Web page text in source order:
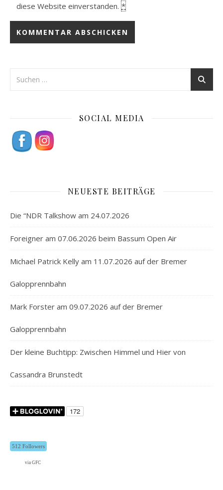
diese Website einverstanden. *
SOCIAL MEDIA
NEUESTE BEITRÄGE
Die “NDR Talkshow am 24.07.2026
Foreigner am 07.06.2026 beim Bassum Open Air
Michael Patrick Kelly am 11.07.2026 auf der Bremer
Galopprennbahn
Mark Forster am 09.07.2026 auf der Bremer
Galopprennbahn
Der kleine Buchtipp: Zwischen Himmel und Hier von
Cassandra Brunstedt
512 Followers
via GFC